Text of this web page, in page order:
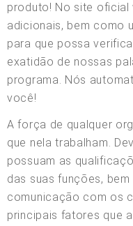
produto! No site
adicionais, bem como
para que possa
exatidão de nossas
programa. Nós
você!
A força de qualquer
que nela trabalham.
possuam as
das suas funções,
comunicação com os
principais fatores que